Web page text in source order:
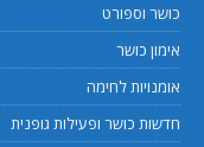
כושר וספורט
אימון כושר
אומנויות לחימה
חדשות כושר ופעילות גופנית